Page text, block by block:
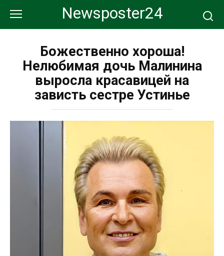
контенту
Newsposter24
Божественно хороша!
Нелюбимая дочь Малинина
выросла красавицей на
зависть сестре Устинье